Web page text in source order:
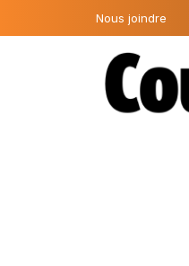
Nous joindre